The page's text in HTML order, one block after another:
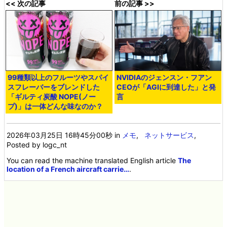
<< 次の記事
99種類以上のフルーツやスパイ
スフレーバーをブレンドした
「ギルティ炭酸 NOPE(ノー
プ)」は一体どんな味なのか？
前の記事 >>
NVIDIAのジェンスン・フアン
CEOが「AGIに到達した」と発
言
2026年03月25日 16時45分00秒 in メモ, ネットサービス,
Posted by logc_nt
You can read the machine translated English articleThe
location of a French aircraft carrie….